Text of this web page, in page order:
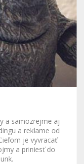
a samozrejme aj
a reklame od
je vyvracať
a priniesť do